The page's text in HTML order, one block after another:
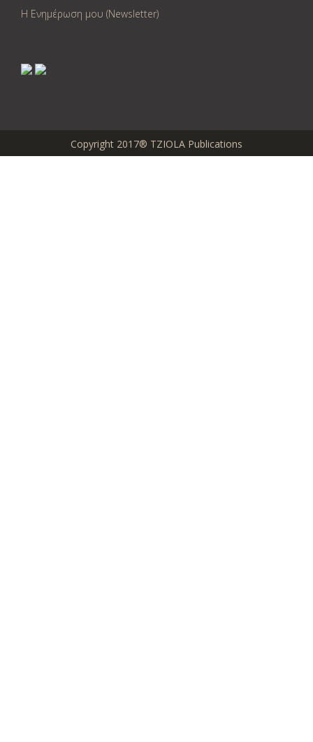
Η Ενημέρωση μου (Newsletter)
Copyright 2017® TZIOLA Publications